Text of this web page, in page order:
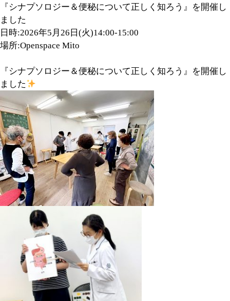
『シナプソロジー＆便秘について正しく知ろう』を開催し
ました
日時:2026年5月26日(火)14:00-15:00
場所:Openspace Mito
『シナプソロジー＆便秘について正しく知ろう』を開催し
ました